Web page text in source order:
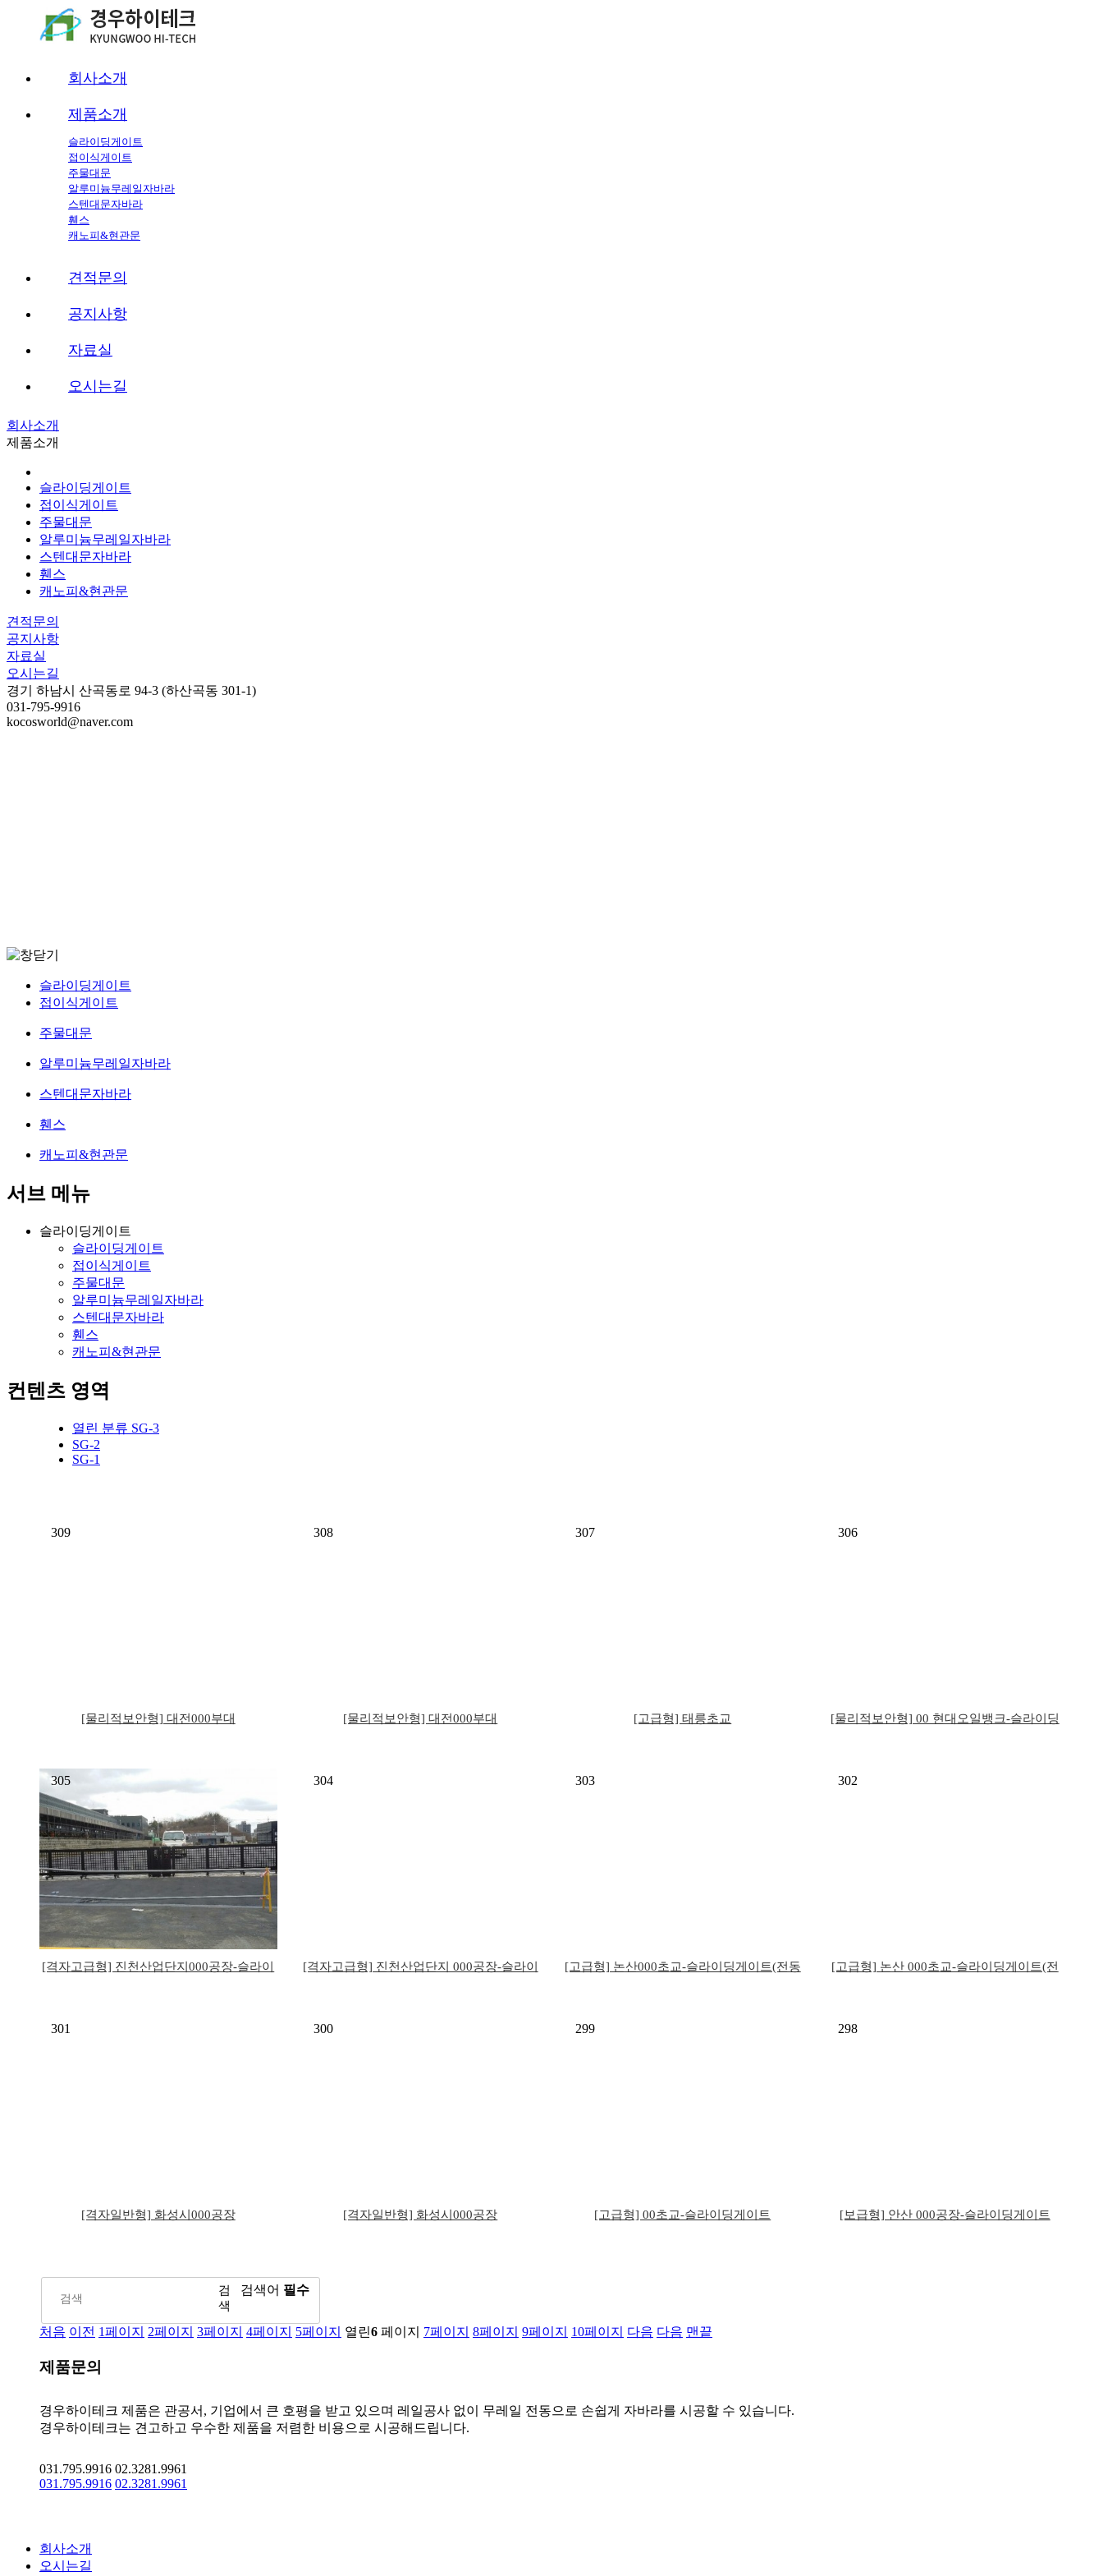
회사소개
제품소개
슬라이딩게이트
접이식게이트
주물대문
알루미늄무레일자바라
스텐대문자바라
휀스
캐노피&현관문
견적문의
공지사항
자료실
오시는길
회사소개
제품소개
슬라이딩게이트
접이식게이트
주물대문
알루미늄무레일자바라
스텐대문자바라
휀스
캐노피&현관문
견적문의
공지사항
자료실
오시는길
경기 하남시 산곡동로 94-3 (하산곡동 301-1)
031-795-9916
kocosworld@naver.com
슬라이딩게이트
접이식게이트
주물대문
알루미늄무레일자바라
스텐대문자바라
휀스
캐노피&현관문
서브 메뉴
슬라이딩게이트
슬라이딩게이트
접이식게이트
주물대문
알루미늄무레일자바라
스텐대문자바라
휀스
캐노피&현관문
컨텐츠 영역
열린 분류 SG-3
SG-2
SG-1
309
[물리적보안형] 대전000부대
308
[물리적보안형] 대전000부대
307
[고급형] 태릉초교
306
[물리적보안형] 00 현대오일뱅크-슬라이딩
305
[격자고급형] 진천산업단지000공장-슬라이
304
[격자고급형] 진천산업단지 000공장-슬라이
303
[고급형] 논산000초교-슬라이딩게이트(전동
302
[고급형] 논산 000초교-슬라이딩게이트(전
301
[격자일반형] 화성시000공장
300
[격자일반형] 화성시000공장
299
[고급형] 00초교-슬라이딩게이트
298
[보급형] 안산 000공장-슬라이딩게이트
검색어 필수
검
색
처음 이전 1페이지 2페이지 3페이지 4페이지 5페이지 열린6 페이지 7페이지 8페이지 9페이지 10페이지 다음 다음 맨끝
제품문의
경우하이테크 제품은 관공서, 기업에서 큰 호평을 받고 있으며 레일공사 없이 무레일 전동으로 손쉽게 자바라를 시공할 수 있습니다.
경우하이테크는 견고하고 우수한 제품을 저렴한 비용으로 시공해드립니다.
031.795.9916 02.3281.9961
031.795.9916 02.3281.9961
회사소개
오시는길